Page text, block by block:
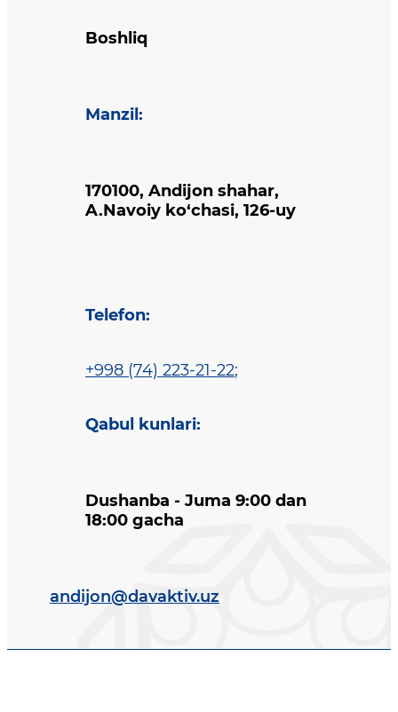
Boshliq
Manzil :
170100, Andijon shahar,
A.Navoiy ko‘chasi, 126-uy
Telefon:
+998 (74) 223-21-22;
Qabul kunlari:
Dushanba - Juma 9:00 dan
18:00 gacha
andijon@davaktiv.uz